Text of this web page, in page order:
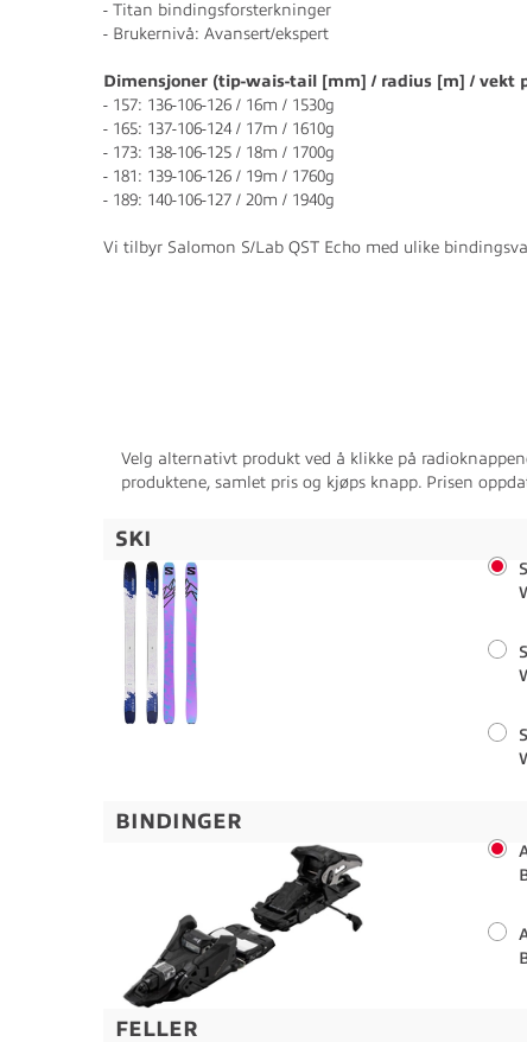
- Titan bindingsforsterkninger
- Brukernivå: Avansert/ekspert
Dimensjoner (tip-wais-tail [mm] / radius [m] / vekt
- 157: 136-106-126 / 16m / 1530g
- 165: 137-106-124 / 17m / 1610g
- 173: 138-106-125 / 18m / 1700g
- 181: 139-106-126 / 19m / 1760g
- 189: 140-106-127 / 20m / 1940g
Vi tilbyr Salomon S/Lab QST Echo med ulike
Velg alternativt produkt ved å klikke på
produktene, samlet pris og kjøps knapp. Prisen
SKI
BINDINGER
FELLER